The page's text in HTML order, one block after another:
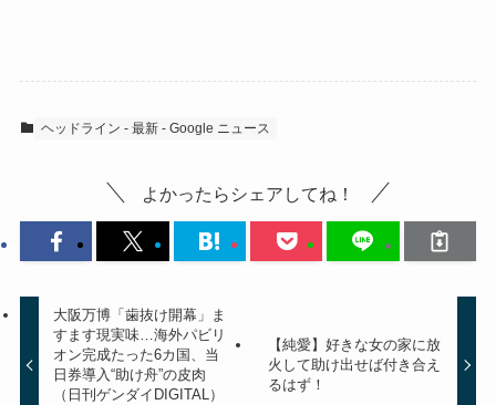
ヘッドライン - 最新 - Google ニュース
よかったらシェアしてね！
大阪万博「歯抜け開幕」ま
すます現実味…海外パビリ
オン完成たった6カ国、当
日券導入“助け舟”の皮肉
（日刊ゲンダイDIGITAL）
【純愛】好きな女の家に放
火して助け出せば付き合え
るはず！